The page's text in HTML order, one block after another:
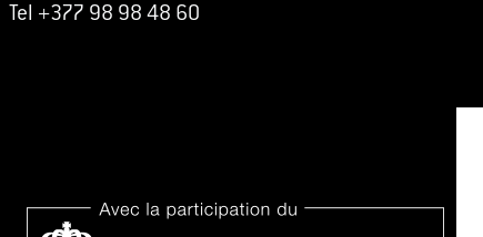
Tel +377 98 98 48 60